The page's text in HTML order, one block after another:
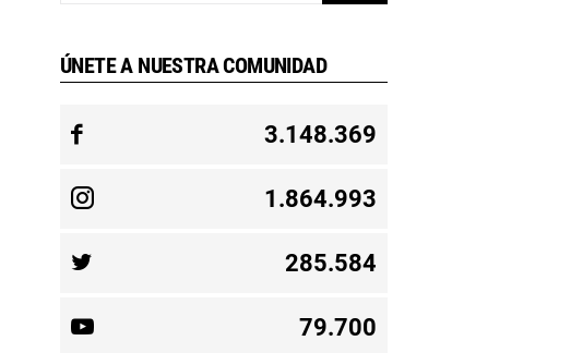
ÚNETE A NUESTRA COMUNIDAD
3.148.369
1.864.993
285.584
79.700